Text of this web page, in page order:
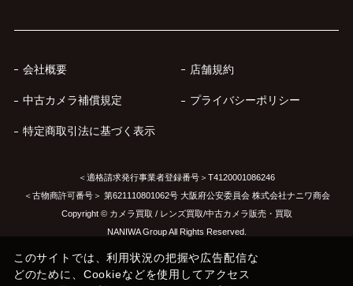
会社概要 店舗規約
中古カメラ補償規定 プライバシーポリシー
特定商取引法に基づく表示
＜適格請求発行事業者登録番号＞T4120001086246
＜古物商許可番号＞ 第621110801062号 大阪府公安委員会 株式会社ナニワ商会
Copyright © カメラ買取 / レンズ買取/中古カメラ販売・買取
NANIWA Group All Rights Reserved.
このサイトでは、利用状況の把握や広告配信な
どのために、Cookieなどを使用してアクセス